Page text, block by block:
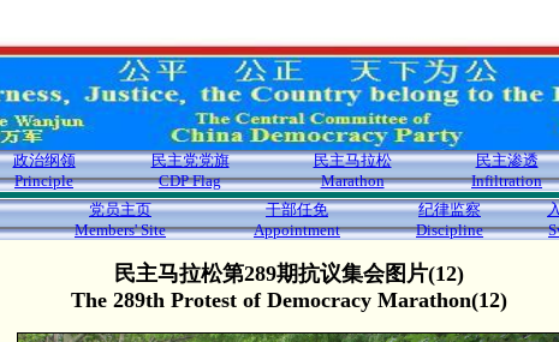
政治纲领
Principle
民主党党旗
CDP Flag
民主马拉松
Marathon
民主渗透
Infiltration
党员主页
Members' Site
干部任免
Appointment
纪律监察
Discipline
民主马拉松第289期抗议集会图片(12)
The 289th Protest of Democracy Marathon(12)